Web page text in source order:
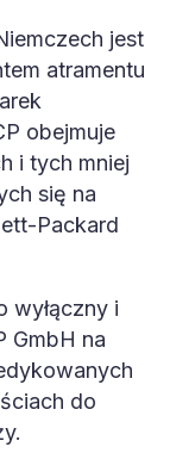
jest
atramentu
obejmuje
i tych mniej
się na
Packard
wyłączny i
GmbH na
do